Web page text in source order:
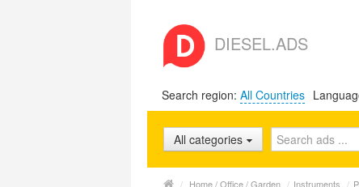
DIESEL.ADS
Search region: All Countries
All categories
/ Home / Office / Garden / Instruments /